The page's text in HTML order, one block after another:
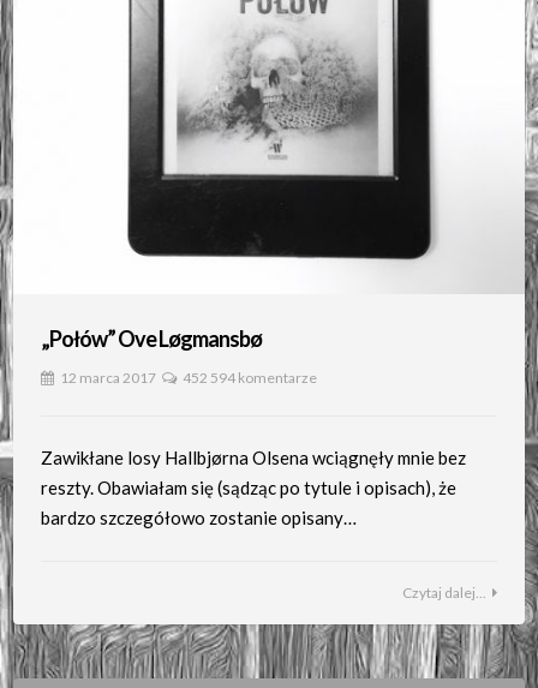
„Połów” Ove Løgmansbø
12 marca 2017 452 594 komentarze
Zawikłane losy Hallbjørna Olsena wciągnęły mnie bez
reszty. Obawiałam się (sądząc po tytule i opisach), że
bardzo szczegółowo zostanie opisany…
Czytaj dalej...